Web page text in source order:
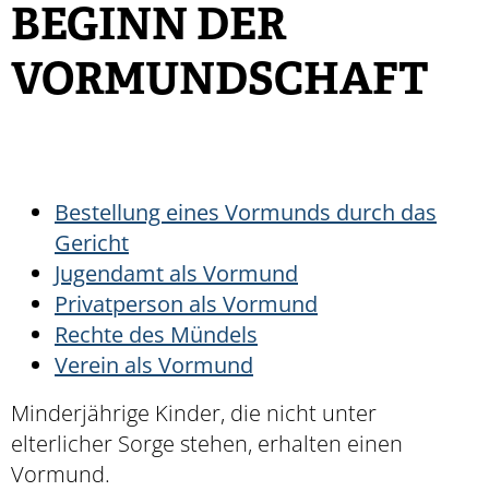
BEGINN DER
VORMUNDSCHAFT
Bestellung eines Vormunds durch das
Gericht
Jugendamt als Vormund
Privatperson als Vormund
Rechte des Mündels
Verein als Vormund
Minderjährige Kinder, die nicht unter
elterlicher Sorge stehen, erhalten einen
Vormund.